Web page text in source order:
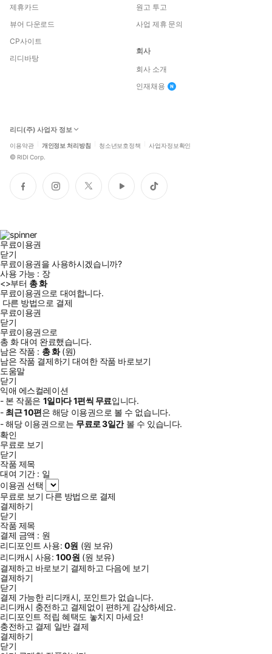
제휴카드
뷰어 다운로드
CP사이트
리디바탕
원고 투고
사업 제휴 문의
회사
회사 소개
인재채용
리디(주) 사업자 정보
이용약관 개인정보 처리방침 청소년보호정책 사업자정보확인
© RIDI Corp.
페
이
인
스
트
위
유
튜
틱
톡
무료이용권
닫기
무료이용권을 사용하시겠습니까?
사용 가능 : 장
<>부터 총화
무료이용권으로 대여합니다.
다른 방법으로 결제
무료이용권
닫기
무료이용권으로
총 화대여 완료했습니다.
남은 작품 : 총화(원)
남은 작품 결제하기 대여한 작품 바로보기
도움말
닫기
익애 에스컬레이션
- 본 작품은 1일마다1편씩 무료입니다.
- 최근10편은 해당 이용권으로 볼 수 없습니다.
- 해당 이용권으로는 무료로3일간볼 수 있습니다.
확인
무료로 보기
닫기
작품 제목
대여 기간 : 일
이용권 선택
무료로 보기 다른 방법으로 결제
결제하기
닫기
작품 제목
결제 금액 : 원
리디포인트 사용: 0원 (원 보유)
리디캐시 사용:100원 (원 보유)
결제하고 바로보기 결제하고 다음에 보기
결제하기
닫기
결제 가능한 리디캐시, 포인트가 없습니다.
리디캐시 충전하고 결제없이 편하게 감상하세요.
리디포인트 적립 혜택도 놓치지 마세요!
충전하고 결제 일반 결제
결제하기
닫기